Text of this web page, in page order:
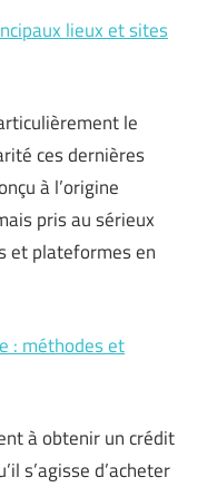
lieux et sites
le
ces dernières
à l’origine
pris au sérieux
et plateformes en
: méthodes et
à obtenir un crédit
s’agisse d’acheter